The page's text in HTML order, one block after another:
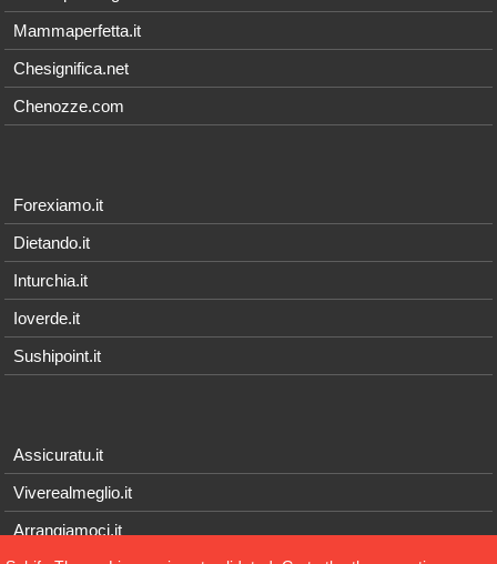
Mammaperfetta.it
Chesignifica.net
Chenozze.com
Forexiamo.it
Dietando.it
Inturchia.it
Ioverde.it
Sushipoint.it
Assicuratu.it
Viverealmeglio.it
Arrangiamoci.it